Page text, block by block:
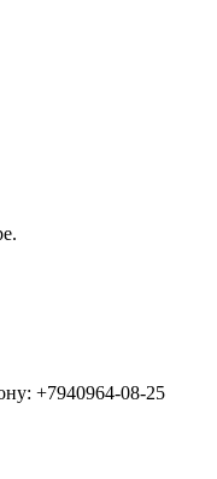
+7940964-08-25